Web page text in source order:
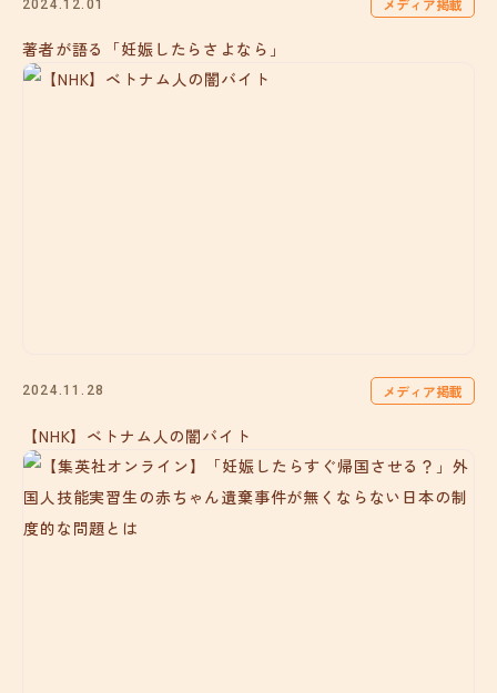
2024.12.01 メディア掲載
著者が語る「妊娠したらさよなら」
2024.11.28 メディア掲載
【NHK】ベトナム人の闇バイト